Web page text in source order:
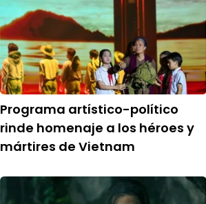
Programa artístico-político
rinde homenaje a los héroes y
mártires de Vietnam